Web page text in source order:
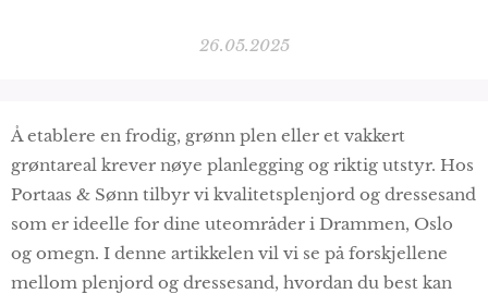
26.05.2025
Å etablere en frodig, grønn plen eller et vakkert
grøntareal krever nøye planlegging og riktig utstyr. Hos
Portaas & Sønn tilbyr vi kvalitetsplenjord og dressesand
som er ideelle for dine uteområder i Drammen, Oslo
og omegn. I denne artikkelen vil vi se på forskjellene
mellom plenjord og dressesand, hvordan du best kan